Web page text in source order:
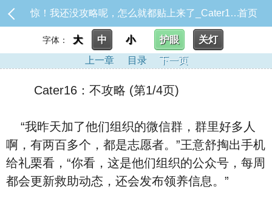
惊！我还没攻略呢，怎么就都贴上来了_Cater16：不攻略首页
字体： 大 中 小 护眼
关灯
上一章
目录 下一页
Cater16：不攻略 (第1/4页)
“我昨天加了他们组织的微信群，群里好多人
啊，有两百多个，都是志愿者。”王意舒掏出手机
给礼栗看，“你看，这是他们组织的公众号，每周
都会更新救助动态，还会发布领养信息。”